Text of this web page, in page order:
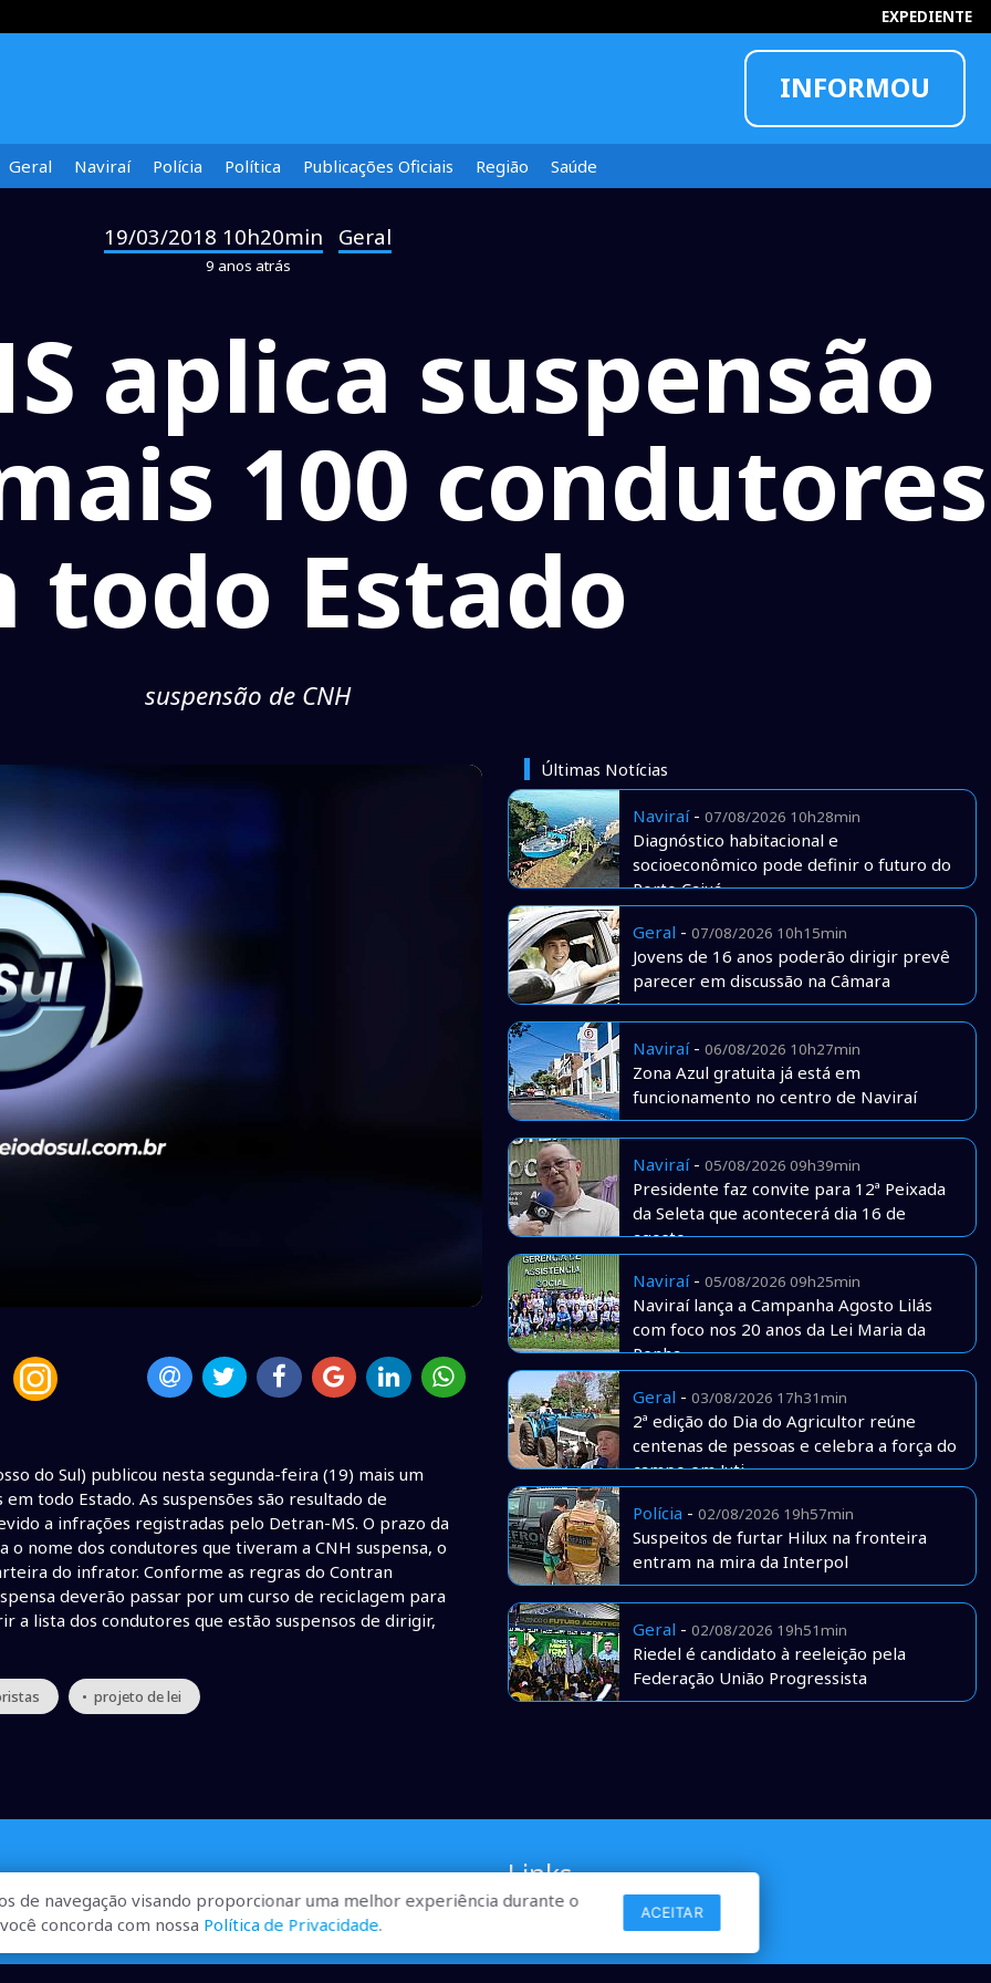
EXPEDIENTE
INFORMOU
Geral Naviraí Polícia Política Publicações Oficiais Região Saúde
19/03/2018 10h20min Geral
9 anos atrás
aplica suspensão
100 condutores
todo Estado
suspensão de CNH
do Sul) publicou nesta segunda-feira (19) mais um
todo Estado. As suspensões são resultado de
a infrações registradas pelo Detran-MS. O prazo da
nome dos condutores que tiveram a CNH suspensa, o
do infrator. Conforme as regras do Contran
deverão passar por um curso de reciclagem para
a lista dos condutores que estão suspensos de dirigir,
• projeto de lei
Últimas Notícias
Naviraí- 07/08/2026 10h28min
Diagnóstico habitacional e
socioeconômico pode definir o futuro do
Porto Caiuá
Geral - 07/08/2026 10h15min
Jovens de 16 anos poderão dirigir prevê
parecer em discussão na Câmara
Naviraí- 06/08/2026 10h27min
Zona Azul gratuita já está em
funcionamento no centro de Naviraí
Naviraí- 05/08/2026 09h39min
Presidente faz convite para 12ª Peixada
da Seleta que acontecerá dia 16 de
agosto
Naviraí- 05/08/2026 09h25min
Naviraí lança a Campanha Agosto Lilás
com foco nos 20 anos da Lei Maria da
Penha
Geral - 03/08/2026 17h31min
2ª edição do Dia do Agricultor reúne
centenas de pessoas e celebra a força do
campo em Juti
Polícia - 02/08/2026 19h57min
Suspeitos de furtar Hilux na fronteira
entram na mira da Interpol
Geral - 02/08/2026 19h51min
Riedel é candidato à reeleição pela
Federação União Progressista
Links
de navegação visando proporcionar uma melhor experiência durante o
concorda com nossa Política de Privacidade.
ACEITAR